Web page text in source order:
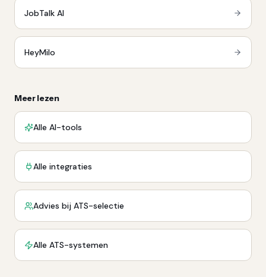
JobTalk AI
HeyMilo
Meer lezen
Alle AI-tools
Alle integraties
Advies bij ATS-selectie
Alle ATS-systemen